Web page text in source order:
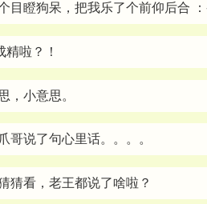
目瞪狗呆，把我乐了个前仰后合 ：
啦？！
，小意思。
哥说了句心里话。。。。
猜看，老王都说了啥啦？